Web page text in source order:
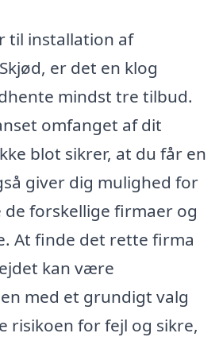
til installation af
er det en klog
mindst tre tilbud.
omfanget af dit
blot sikrer, at du får en
giver dig mulighed for
de forskellige firmaer og
At finde det rette firma
kan være
med et grundigt valg
risikoen for fejl og sikre,